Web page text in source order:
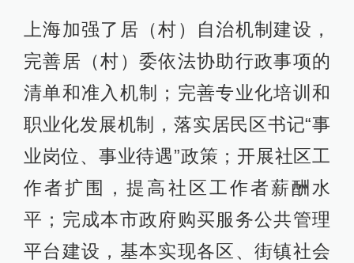
上海加强了居（村）自治机制建设，
完善居（村）委依法协助行政事项的
清单和准入机制；完善专业化培训和
职业化发展机制，落实居民区书记“事
业岗位、事业待遇”政策；开展社区工
作者扩围，提高社区工作者薪酬水
平；完成本市政府购买服务公共管理
平台建设，基本实现各区、街镇社会